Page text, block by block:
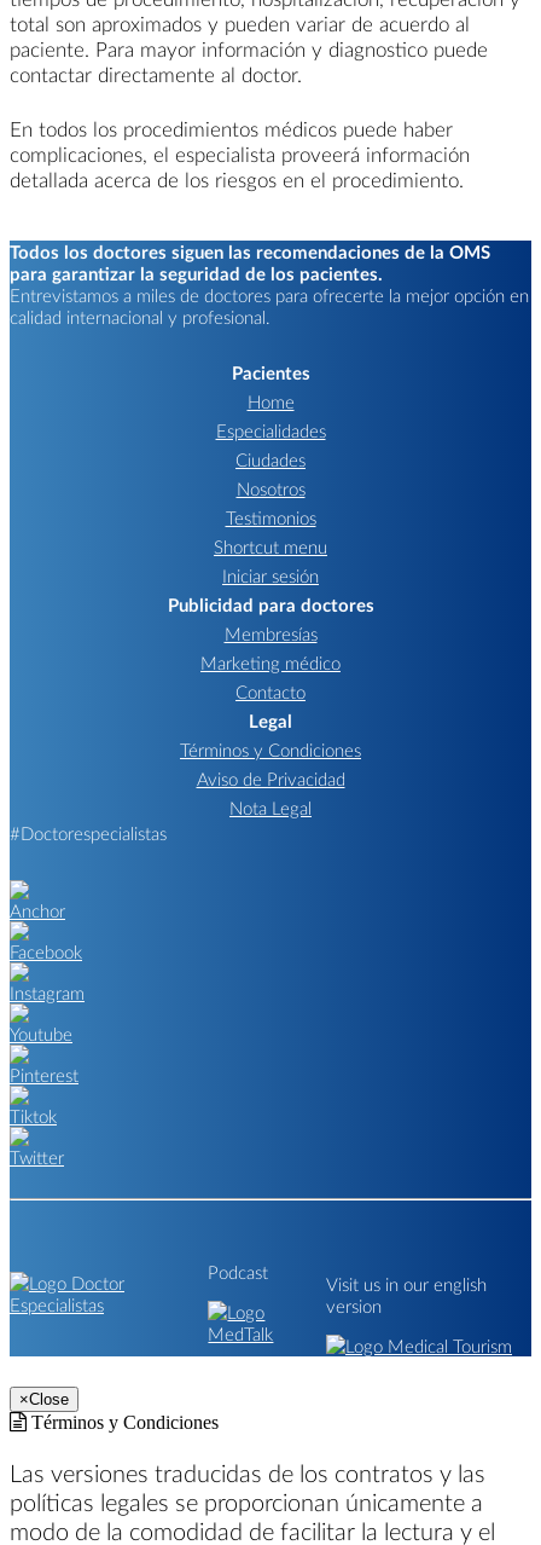
total son aproximados y pueden variar de acuerdo al
paciente. Para mayor información y diagnostico puede
contactar directamente al doctor.
En todos los procedimientos médicos puede haber
complicaciones, el especialista proveerá información
detallada acerca de los riesgos en el procedimiento.
Todos los doctores siguen las recomendaciones de la OMS
para garantizar la seguridad de los pacientes.
Entrevistamos a miles de doctores para ofrecerte la mejor opción en
calidad internacional y profesional.
Pacientes
Home
Especialidades
Ciudades
Nosotros
Testimonios
Shortcut menu
Iniciar sesión
Publicidad para doctores
Membresías
Marketing médico
Contacto
Legal
Términos y Condiciones
Aviso de Privacidad
Nota Legal
#Doctorespecialistas
Podcast
Visit us in our english
version
×Close
Términos y Condiciones
Las versiones traducidas de los contratos y las
políticas legales se proporcionan únicamente a
modo de la comodidad de facilitar la lectura y el